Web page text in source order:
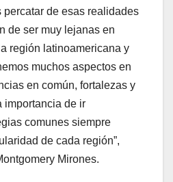
de esas realidades
de ser muy lejanas en
región latinoamericana y
muchos aspectos en
en común, fortalezas y
importancia de ir
comunes siempre
de cada región”,
Mirones.